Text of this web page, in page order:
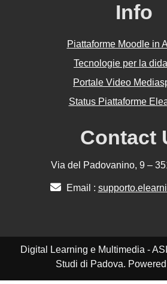
Info
Piattaforme Moodle in
Tecnologie per la
Portale Video
Status Piattaforme
Contact
Via del Padovanino, 9 –
Email :
Digital Learning e Multimedia -
Studi di Padova.